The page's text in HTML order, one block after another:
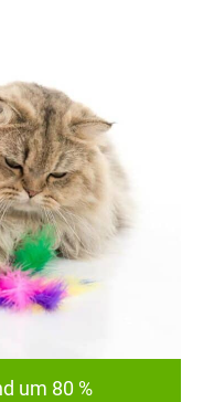
um 80 %